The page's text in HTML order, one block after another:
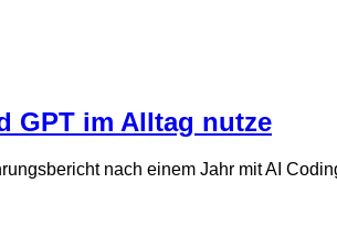
GPT im Alltag nutze
nach einem Jahr mit AI